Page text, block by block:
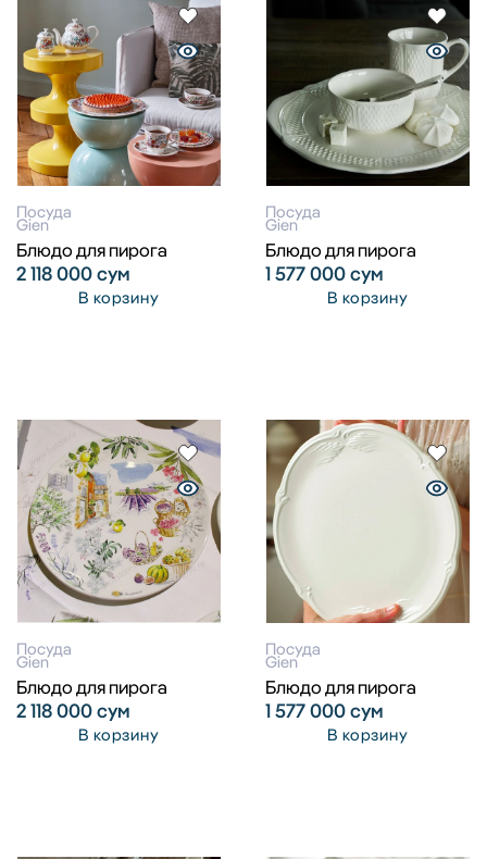
Посуда
Gien
Блюдо для пирога
2 118 000сум
В корзину
Посуда
Gien
Блюдо для пирога
1 577 000сум
В корзину
Посуда
Gien
Блюдо для пирога
2 118 000сум
В корзину
Посуда
Gien
Блюдо для пирога
1 577 000сум
В корзину